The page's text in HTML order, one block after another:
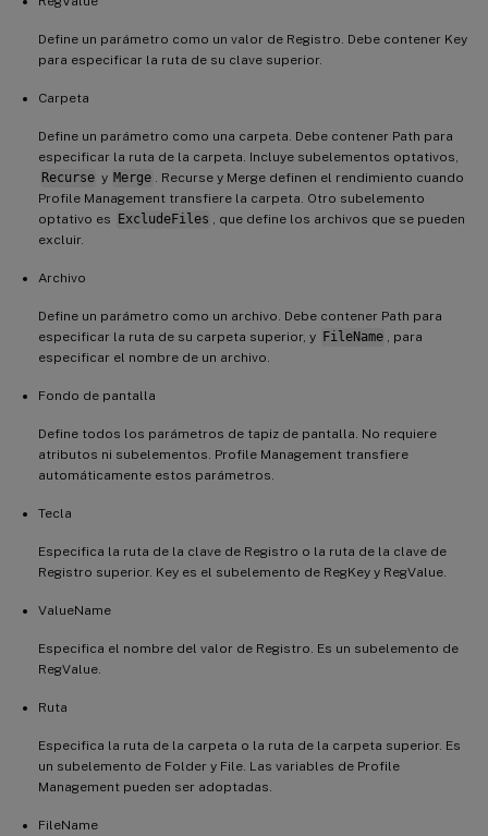
Define un parámetro como un valor de Registro. Debe contener Key
para especificar la ruta de su clave superior.
Carpeta
Define un parámetro como una carpeta. Debe contener Path para
especificar la ruta de la carpeta. Incluye subelementos optativos,
Recurse y Merge . Recurse y Merge definen el rendimiento cuando
Profile Management transfiere la carpeta. Otro subelemento
optativo es
ExcludeFiles , que define los archivos que se pueden
excluir.
Archivo
Define un parámetro como un archivo. Debe contener Path para
especificar la ruta de su carpeta superior, y FileName , para
especificar el nombre de un archivo.
Fondo de pantalla
Define todos los parámetros de tapiz de pantalla. No requiere
atributos ni subelementos. Profile Management transfiere
automáticamente estos parámetros.
Tecla
Especifica la ruta de la clave de Registro o la ruta de la clave de
Registro superior. Key es el subelemento de RegKey y RegValue.
ValueName
Especifica el nombre del valor de Registro. Es un subelemento de
RegValue.
Ruta
Especifica la ruta de la carpeta o la ruta de la carpeta superior. Es
un subelemento de Folder y File. Las variables de Profile
Management pueden ser adoptadas.
FileName